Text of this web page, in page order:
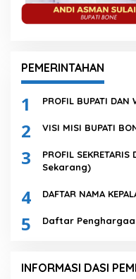
PEMERINTAHAN
1 PROFIL BUPATI DAN
2 VISI MISI BUPATI
3
PROFIL
Sekarang)
4 DAFTAR NAMA
5 Daftar
INFORMASI DASI